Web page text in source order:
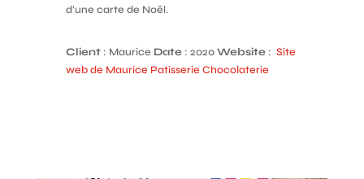
d’une carte de Noël.
Client : Maurice Date : 2020Website: Site
web de Maurice Patisserie Chocolaterie